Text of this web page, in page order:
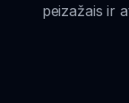
peizažais ir